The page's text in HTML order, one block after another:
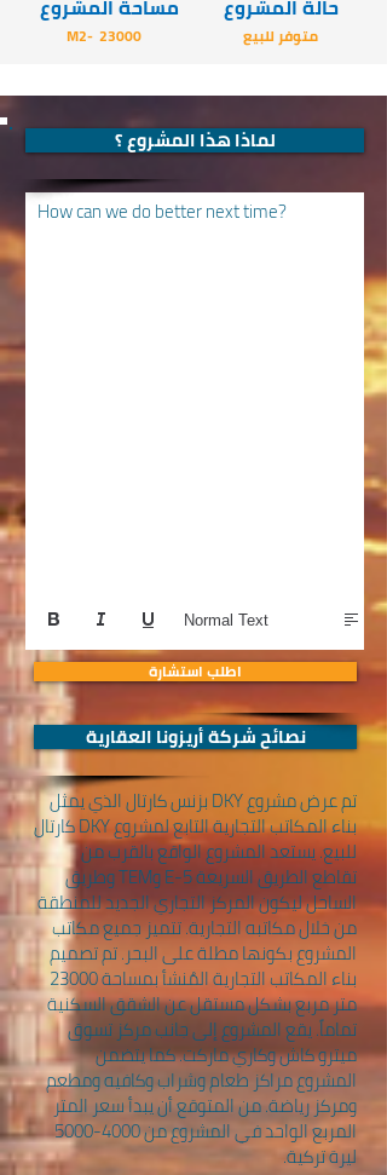
مساحة المشروع
23000
-M2
حالة المشروع
متوفر للبيع
How can we do better next time?
Normal Text
تم عرض مشروع DKY بزنس كارتال الذي يمثل
بناء المكاتب التجارية التابع لمشروع DKY كارتال
للبيع. يستعد المشروع الواقع بالقرب من
تقاطع الطريق السريعة E-5 وTEM وطريق
الساحل ليكون المركز التجاري الجديد للمنطقة
من خلال مكاتبه التجارية. تتميز جميع مكاتب
المشروع بكونها مطلة على البحر. تم تصميم
بناء المكاتب التجارية المُنشأ بمساحة 23000
متر مربع بشكل مستقل عن الشقق السكنية
تماماً. يقع المشروع إلى جانب مركز تسوق
ميترو كاش وكاري ماركت. كما يتضمن
المشروع مراكز طعام وشراب وكافيه ومطعم
ومركز رياضة. من المتوقع أن يبدأ سعر المتر
المربع الواحد في المشروع من4000-5000
ليرة تركية.
لماذا هذا المشروع ؟
نصائح شركة أريزونا العقارية
اطلب استشارة